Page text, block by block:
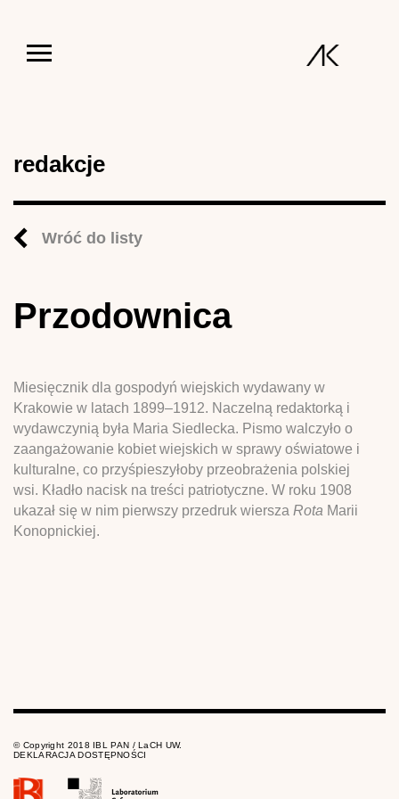
redakcje
Wróć do listy
Przodownica
Miesięcznik dla gospodyń wiejskich wydawany w
Krakowie w latach 1899–1912. Naczelną redaktorką i
wydawczynią była Maria Siedlecka. Pismo walczyło o
zaangażowanie kobiet wiejskich w sprawy oświatowe i
kulturalne, co przyśpieszyłoby przeobrażenia polskiej
wsi. Kładło nacisk na treści patriotyczne. W roku 1908
ukazał się w nim pierwszy przedruk wiersza Rota Marii
Konopnickiej.
© Copyright 2018 IBL PAN / LaCH UW.
DEKLARACJA DOSTĘPNOŚCI